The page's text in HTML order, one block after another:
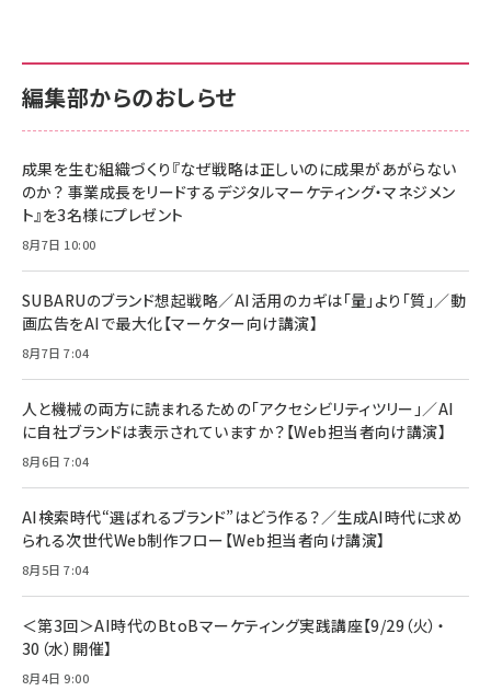
編集部からのおしらせ
成果を生む組織づくり『なぜ戦略は正しいのに成果があがらない
のか？ 事業成長をリードするデジタルマーケティング・マネジメン
ト』を3名様にプレゼント
8月7日 10:00
SUBARUのブランド想起戦略／AI活用のカギは「量」より「質」／動
画広告をAIで最大化【マーケター向け講演】
8月7日 7:04
人と機械の両方に読まれるための「アクセシビリティツリー」／AI
に自社ブランドは表示されていますか？【Web担当者向け講演】
8月6日 7:04
AI検索時代“選ばれるブランド”はどう作る？／生成AI時代に求め
られる次世代Web制作フロー【Web担当者向け講演】
8月5日 7:04
＜第3回＞AI時代のBtoBマーケティング実践講座【9/29（火）・
30（水）開催】
8月4日 9:00